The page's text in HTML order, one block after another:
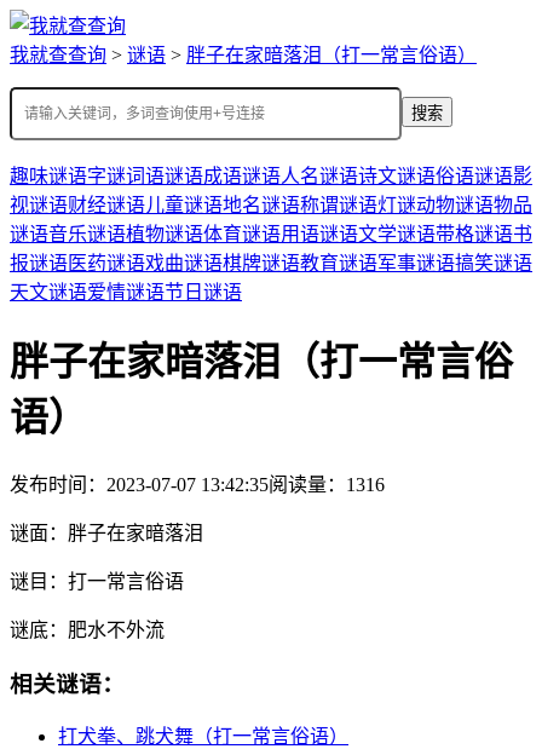
我就查查询 > 谜语 > 胖子在家暗落泪（打一常言俗语）
搜索
趣味谜语字谜词语谜语成语谜语人名谜语诗文谜语俗语谜语影
视谜语财经谜语儿童谜语地名谜语称谓谜语灯谜动物谜语物品
谜语音乐谜语植物谜语体育谜语用语谜语文学谜语带格谜语书
报谜语医药谜语戏曲谜语棋牌谜语教育谜语军事谜语搞笑谜语
天文谜语爱情谜语节日谜语
胖子在家暗落泪（打一常言俗
语）
发布时间：2023-07-07 13:42:35阅读量：1316
谜面： 胖子在家暗落泪
谜目： 打一常言俗语
谜底： 肥水不外流
相关谜语：
打犬拳、跳犬舞（打一常言俗语）